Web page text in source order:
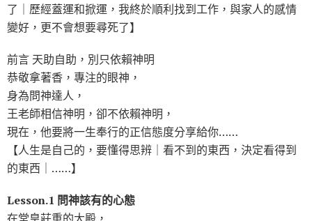
了｜歷經蓋運和掀運，我終於順利找到工作，與家人的感情
變好，更不會想要尋死了】
前言 天助自助，別只依賴神明
恭敬拿著香，專注的眼神，
身為問神達人，
王老師相信神明，卻不依賴神明，
現在，他要將一生奉行的正信態度分享給你……
【人生是自己的，要懂得思辨｜看不到的東西，決定看得到
的東西｜……】
Lesson.1 問神該有的心態